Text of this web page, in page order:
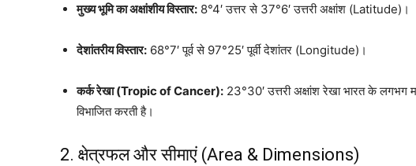
मुख्य भूमि का अक्षांशीय विस्तार: 8°4′ उत्तर से 37°6′ उत्तरी अक्षांश (Latitude)।
देशांतरीय विस्तार: 68°7′ पूर्व से 97°25′ पूर्वी देशांतर (Longitude)।
कर्क रेखा (Tropic of Cancer): 23°30′ उत्तरी अक्षांश रेखा भारत के लगभग
विभाजित करती है।
2. क्षेत्रफल और सीमाएं (Area & Dimensions)